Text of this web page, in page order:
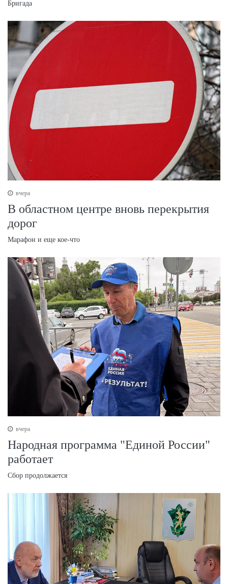
Бригада
вчера
В областном центре вновь перекрытия
дорог
Марафон и еще кое-что
вчера
Народная программа "Единой России"
работает
Сбор продолжается